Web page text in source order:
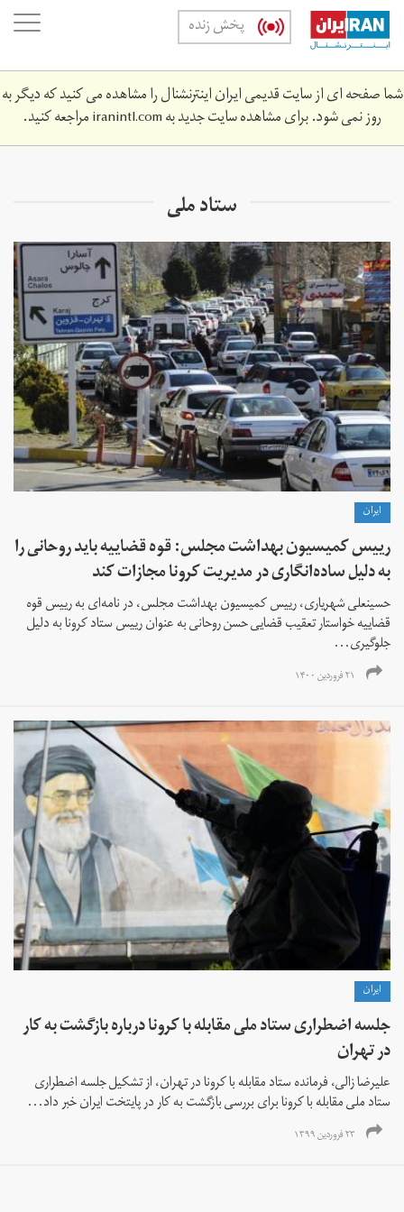
Skip
main
content
پخش زنده
شما صفحه ای از سایت قدیمی ایران اینترنشنال را مشاهده می کنید که دیگر به
روز نمی شود. برای مشاهده سایت جدید بهiranintl.comمراجعه کنید.
ستاد ملی
ايران
رییس کمیسیون بهداشت مجلس: قوه قضاییه باید روحانی را
به دلیل ساده‌انگاری در مدیریت کرونا مجازات کند
حسینعلی شهریاری، رییس کمیسیون بهداشت مجلس، در نامه‌ای به رییس قوه
قضاییه خواستار تعقیب قضایی حسن روحانی به عنوان رییس ستاد کرونا به دلیل
جلوگیری...
۲۱ فروردین ۱۴۰۰
ايران
جلسه اضطراری ستاد ملی مقابله با کرونا درباره بازگشت به کار
در تهران
علیرضا زالی،‌ فرمانده ستاد مقابله با کرونا در تهران،‌ از تشکیل جلسه اضطراری
ستاد ملی مقابله با کرونا برای بررسی بازگشت به کار در پایتخت ایران خبر داد...
۲۳ فروردین ۱۳۹۹